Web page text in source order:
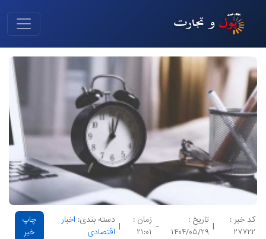
کد خبر :
۲۷۷۲۲
|
تاریخ :
۱۴۰۴/۰۵/۲۹
-
زمان :
۲۱:۰۱
|
دسته بندی: اخبار
اقتصادی
چاپ
خبر